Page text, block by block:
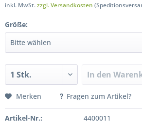
inkl. MwSt.zzgl. Versandkosten
Größe:
In den
Merken Fragen zum Artikel?
Artikel-Nr.: 4400011